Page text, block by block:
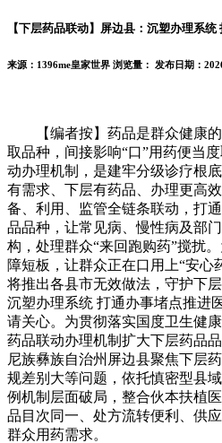
【下层药品联动】屏边县：沉塑办理系统
来源：1396me皇家世界 浏览量： 发布日期：
【编者按】药品是群众健康的
取品种，间接影响“口”用药便当
动办理机制，是建牢分级诊疗根
有需求、下层有药品、办理更高
备、利用、监管全链条联动，打
品品种，让常见病、慢性病及部
构，处理群众“来回跑购药”搅扰
障短板，让群众正在口用上“安心
将推出各县市无效做法，守护下
沉塑办理系统 打通办事堵点推进
请关心。为贯彻落实国度卫生健
药品联动办理机制扩大下层药品
尼族彝族自治州屏边县聚焦下层
规差别大等问题，依托慎密型县
例机制层面破局，整合伙本扶植
品目次同一、处方流转便利、供
群众用药需求。